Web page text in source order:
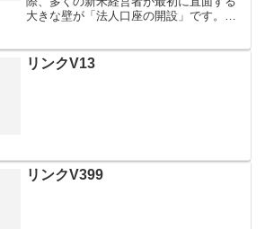
大きな壁が「法人口座の開設」です。近
詐欺などの犯罪に利用されるペーパーカ
ンパニーや、マネーロンダ...
リンクV13
リンクV399